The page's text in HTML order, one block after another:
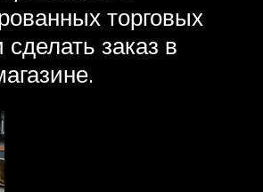
торговых
сделать заказ в